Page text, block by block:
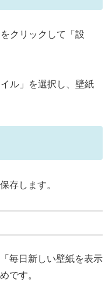
クリックして「設
ル」を選択し、壁紙
存します。
毎日新しい壁紙を表示
です。